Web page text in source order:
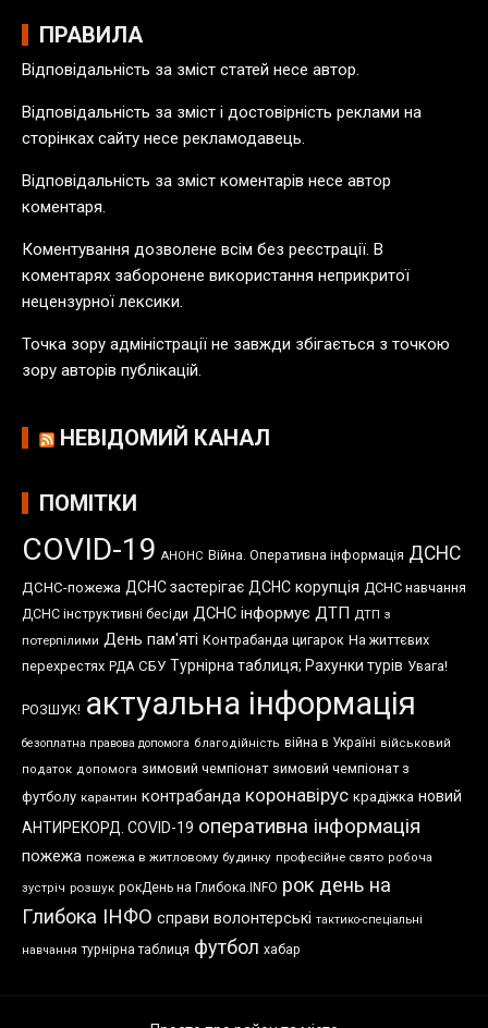
і
п
у
б
і
к
ПРАВИЛА
Відповідальність за зміст статей несе автор.
Відповідальність за зміст і достовірність реклами на
сторінках сайту несе рекламодавець.
Відповідальність за зміст коментарів несе автор
коментаря.
Коментування дозволене всім без реєстрації. В
коментарях заборонене використання неприкритої
нецензурної лексики.
Точка зору адміністрації не завжди збігається з точкою
зору авторів публікацій.
НЕВІДОМИЙ КАНАЛ
ПОМІТКИ
COVID-19 АНОНС Війна. Оперативна інформація ДСНС
ДСНС-пожежа ДСНС застерігає ДСНС корупція ДСНС навчання
ДСНС інструктивні бесіди ДСНС інформує ДТП ДТП з
потерпілими День пам'яті Контрабанда цигарок На життєвих
перехрестях РДА СБУ Турнірна таблиця; Рахунки турів Увага!
РОЗШУК! актуальна інформація
безоплатна правова допомога благодійність війна в Україні військовий
податок допомога зимовий чемпіонат зимовий чемпіонат з
футболу карантин контрабанда коронавірус крадіжка новий
АНТИРЕКОРД. COVID-19 оперативна інформація
пожежа пожежа в житловому будинку професійне свято робоча
зустріч розшук рокДень на Глибока.INFO рок день на
Глибока ІНФО справи волонтерські тактико-спеціальні
навчання турнірна таблиця футбол хабар